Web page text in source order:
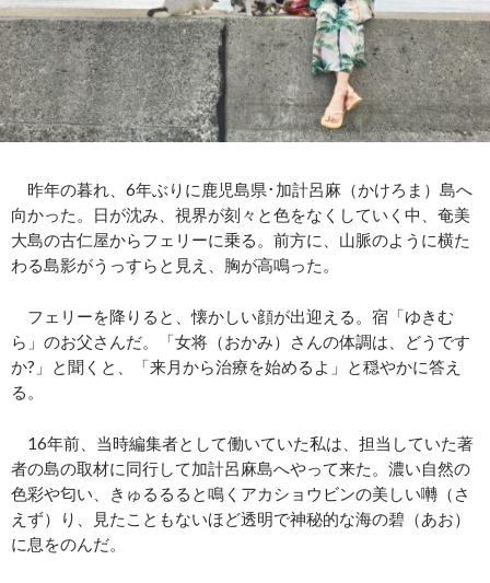
昨年の暮れ、6年ぶりに鹿児島県･加計呂麻（かけろま）島へ
向かった。日が沈み、視界が刻々と色をなくしていく中、奄美
大島の古仁屋からフェリーに乗る。前方に、山脈のように横た
わる島影がうっすらと見え、胸が高鳴った。
フェリーを降りると、懐かしい顔が出迎える。宿「ゆきむ
ら」のお父さんだ。「女将（おかみ）さんの体調は、どうです
か?」と聞くと、「来月から治療を始めるよ」と穏やかに答え
る。
16年前、当時編集者として働いていた私は、担当していた著
者の島の取材に同行して加計呂麻島へやって来た。濃い自然の
色彩や匂い、きゅるるると鳴くアカショウビンの美しい囀（さ
えず）り、見たこともないほど透明で神秘的な海の碧（あお）
に息をのんだ。